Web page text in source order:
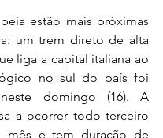
estão mais próximas
um trem direto de alta
liga a capital italiana ao
no sul do país foi
domingo (16). A
a ocorrer todo terceiro
mês e tem duração de